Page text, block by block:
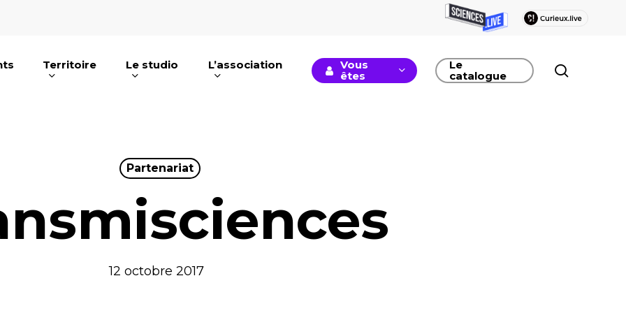
Territoire Le studio L’association
Vous
êtes
Le
catalogue
Partenariat
12 octobre 2017